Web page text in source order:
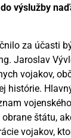
výslužby
za účasti
Jaroslav
vojakov,
histórie.
štátu,
vojakov,